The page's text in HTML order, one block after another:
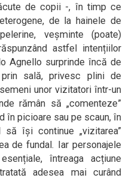
de copii -, în timp ce
de la hainele de
veșminte (poate)
astfel intențiilor
Agnello surprinde încă de
sală, privesc plini de
unor vizitatori într-un
rămân să „comenteze”
în picioare sau pe scaun, în
își continue „vizitarea”
de fundal. Iar personajele
întreaga acțiune
adesea mai curând